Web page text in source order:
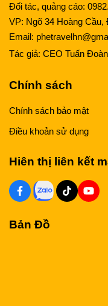
Đối tác, quảng cáo:
VP: Ngõ 34 Hoàng
Email:
Tác giả: CEO Tuấn Đoàn
Chính sách
Chính sách bảo mật
Điều khoản sử dụng
Hiên thị liên kết
Bản Đồ